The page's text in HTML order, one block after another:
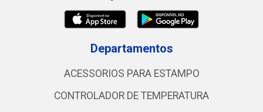
Departamentos
ACESSORIOS PARA ESTAMPO
CONTROLADOR DE TEMPERATURA